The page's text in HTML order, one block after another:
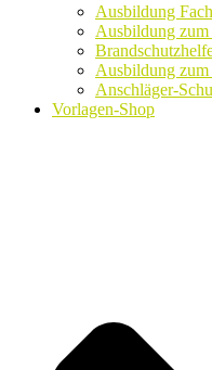
Ausbildung
Ausbildung zum
Ausbildung
Anschläger-
Vorlagen-Shop